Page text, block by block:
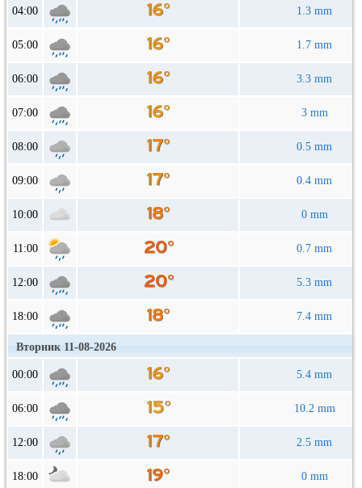
04:00 1.3 mm
05:00 1.7 mm
06:00 3.3 mm
07:00 3 mm
08:00 0.5 mm
09:00 0.4 mm
10:00 0 mm
11:00 0.7 mm
12:00 5.3 mm
18:00 7.4 mm
Вторник 11-08-2026
00:00 5.4 mm
06:00 10.2 mm
12:00 2.5 mm
18:00 0 mm